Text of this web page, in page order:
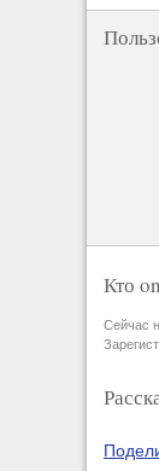
Кто
Сейчас